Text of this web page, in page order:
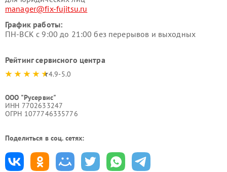
manager@fix-fujitsu.ru
График работы:
ПН-ВСК с 9:00 до 21:00 без перерывов и выходных
Рейтинг сервисного центра
4.9-5.0
ООО "Русервис"
ИНН 7702633247
ОГРН 1077746335776
Поделиться в соц. сетях: